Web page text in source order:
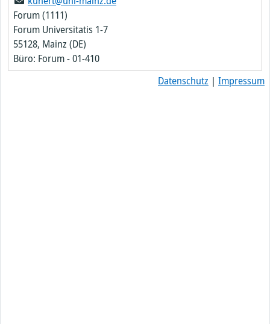
Forum (1111)
Forum Universitatis 1-7
55128, Mainz (DE)
Büro: Forum - 01-410
Datenschutz | Impressum